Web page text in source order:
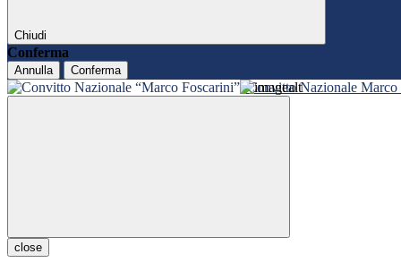
Chiudi
Conferma
Annulla Conferma
Convitto Nazionale Marco
close